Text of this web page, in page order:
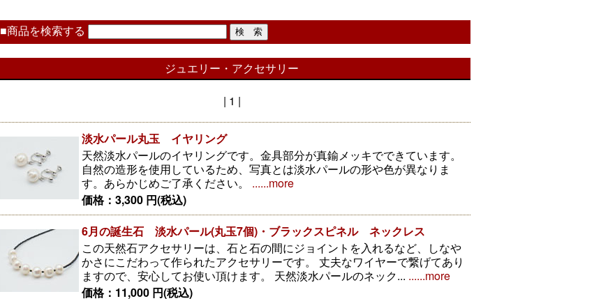
■商品を検索する
ジュエリー・アクセサリー
| 1 |
淡水パール丸玉 イヤリング
天然淡水パールのイヤリングです。金具部分が真鍮メッキでできています。
自然の造形を使用しているため、写真とは淡水パールの形や色が異なりま
す。あらかじめご了承ください。 ......more
価格：3,300 円(税込)
6月の誕生石 淡水パール(丸玉7個)・ブラックスピネル ネックレス
この天然石アクセサリーは、石と石の間にジョイントを入れるなど、しなや
かさにこだわって作られたアクセサリーです。 丈夫なワイヤーで繋げてあり
ますので、安心してお使い頂けます。 天然淡水パールのネック... ......more
価格：11,000 円(税込)